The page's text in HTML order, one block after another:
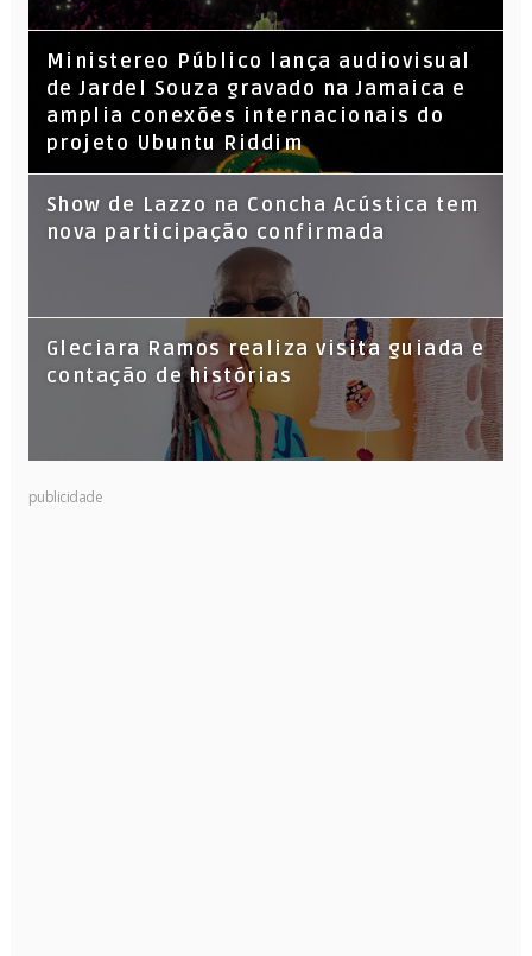
​Ministereo Público lança audiovisual
de Jardel Souza gravado na Jamaica e
amplia conexões internacionais do
projeto Ubuntu Riddim
Show de Lazzo na Concha Acústica tem
nova participação confirmada
Gleciara Ramos realiza visita guiada e
contação de histórias
publicidade